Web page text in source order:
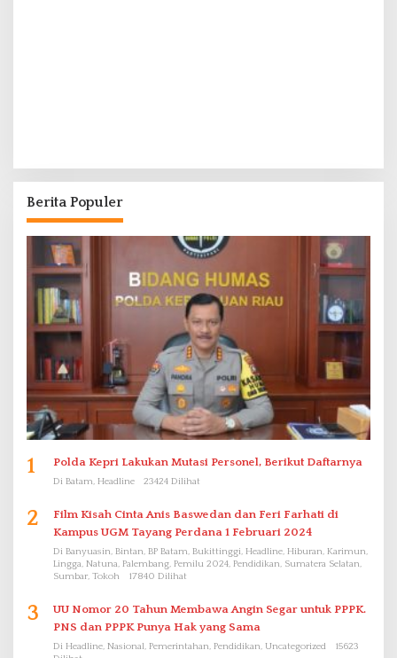
Berita Populer
1 Polda Kepri Lakukan Mutasi Personel, Berikut Daftarnya
Di Batam, Headline 23424 Dilihat
2
Film Kisah Cinta Anis Baswedan dan Feri Farhati di
Kampus UGM Tayang Perdana 1 Februari 2024
Di Banyuasin, Bintan, BP Batam, Bukittinggi, Headline, Hiburan, Karimun,
Lingga, Natuna, Palembang, Pemilu 2024, Pendidikan, Sumatera Selatan,
Sumbar, Tokoh
17840 Dilihat
3
UU Nomor 20 Tahun Membawa Angin Segar untuk PPPK.
PNS dan PPPK Punya Hak yang Sama
Di Headline, Nasional, Pemerintahan, Pendidikan, Uncategorized
15623